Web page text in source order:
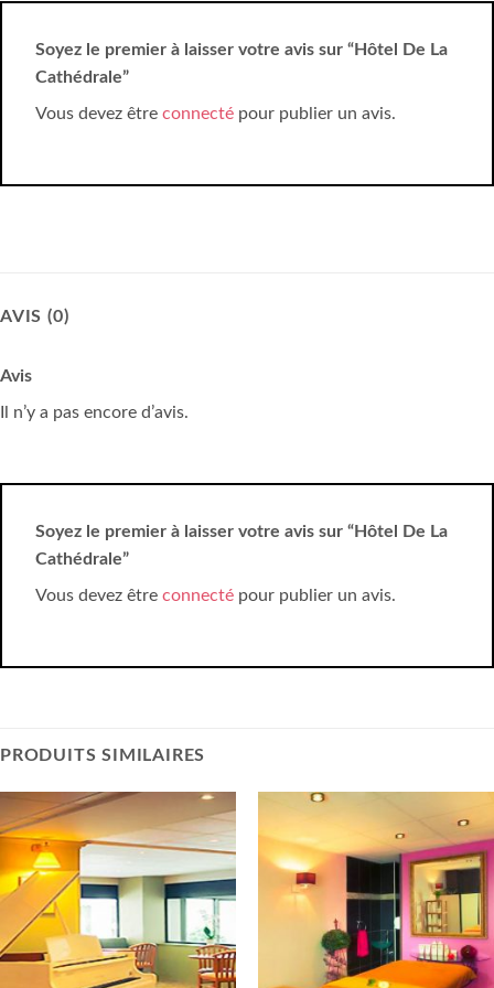
Soyez le premier à laisser votre avis sur “Hôtel De La
Cathédrale”
Vous devez être connecté pour publier un avis.
AVIS (0)
Avis
Il n’y a pas encore d’avis.
Soyez le premier à laisser votre avis sur “Hôtel De La
Cathédrale”
Vous devez être connecté pour publier un avis.
PRODUITS SIMILAIRES